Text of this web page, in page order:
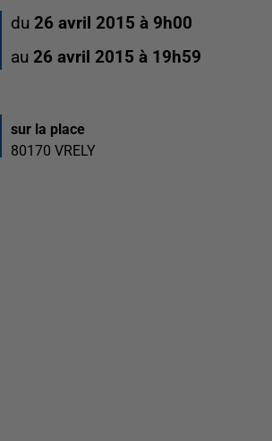
du 26 avril 2015 à 9h00
au 26 avril 2015 à 19h59
sur la place
80170 VRELY